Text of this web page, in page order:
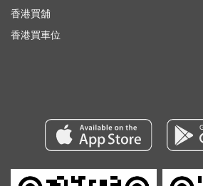
香港買舖
香港買車位